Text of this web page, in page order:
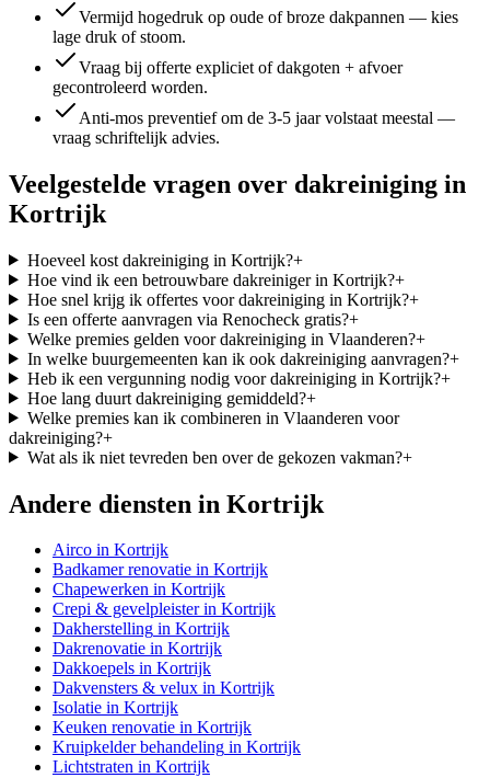
Vermijd hogedruk op oude of broze dakpannen — kies
lage druk of stoom.
Vraag bij offerte expliciet of dakgoten + afvoer
gecontroleerd worden.
Anti-mos preventief om de 3-5 jaar volstaat meestal —
vraag schriftelijk advies.
Veelgestelde vragen over dakreiniging in
Kortrijk
Hoeveel kost dakreiniging in Kortrijk?+
Hoe vind ik een betrouwbare dakreiniger in Kortrijk?+
Hoe snel krijg ik offertes voor dakreiniging in Kortrijk?+
Is een offerte aanvragen via Renocheck gratis?+
Welke premies gelden voor dakreiniging in Vlaanderen?+
In welke buurgemeenten kan ik ook dakreiniging aanvragen?+
Heb ik een vergunning nodig voor dakreiniging in Kortrijk?+
Hoe lang duurt dakreiniging gemiddeld?+
Welke premies kan ik combineren in Vlaanderen voor
dakreiniging?+
Wat als ik niet tevreden ben over de gekozen vakman?+
Andere diensten in Kortrijk
Airco in Kortrijk
Badkamer renovatie in Kortrijk
Chapewerken in Kortrijk
Crepi & gevelpleisterin Kortrijk
Dakherstelling in Kortrijk
Dakrenovatie in Kortrijk
Dakkoepels in Kortrijk
Dakvensters & velux in Kortrijk
Isolatie in Kortrijk
Keuken renovatie in Kortrijk
Kruipkelder behandeling in Kortrijk
Lichtstraten in Kortrijk